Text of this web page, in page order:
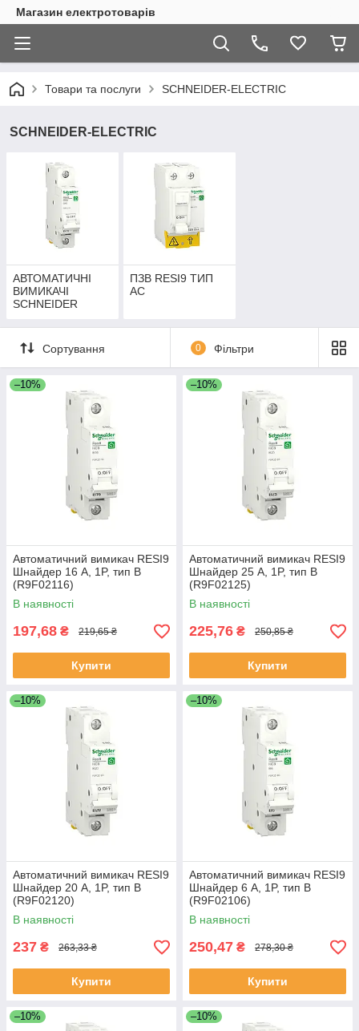
Магазин електротоварів
Товари та послуги SCHNEIDER-ELECTRIC
SCHNEIDER-ELECTRIC
АВТОМАТИЧНІ
ВИМИКАЧІ
SCHNEIDER
ТИП В
ПЗВ RESI9 ТИП
АС
Сортування 0 Фільтри
–10%
Автоматичний вимикач RESI9
Шнайдер 16 A, 1P, тип В
(R9F02116)
В наявності
197,68 ₴ 219,65 ₴
Купити
–10%
Автоматичний вимикач RESI9
Шнайдер 25 A, 1P, тип В
(R9F02125)
В наявності
225,76 ₴ 250,85 ₴
Купити
–10%
Автоматичний вимикач RESI9
Шнайдер 20 A, 1P, тип В
(R9F02120)
В наявності
237 ₴ 263,33 ₴
Купити
–10%
Автоматичний вимикач RESI9
Шнайдер 6 A, 1P, тип В
(R9F02106)
В наявності
250,47 ₴ 278,30 ₴
Купити
–10% –10%